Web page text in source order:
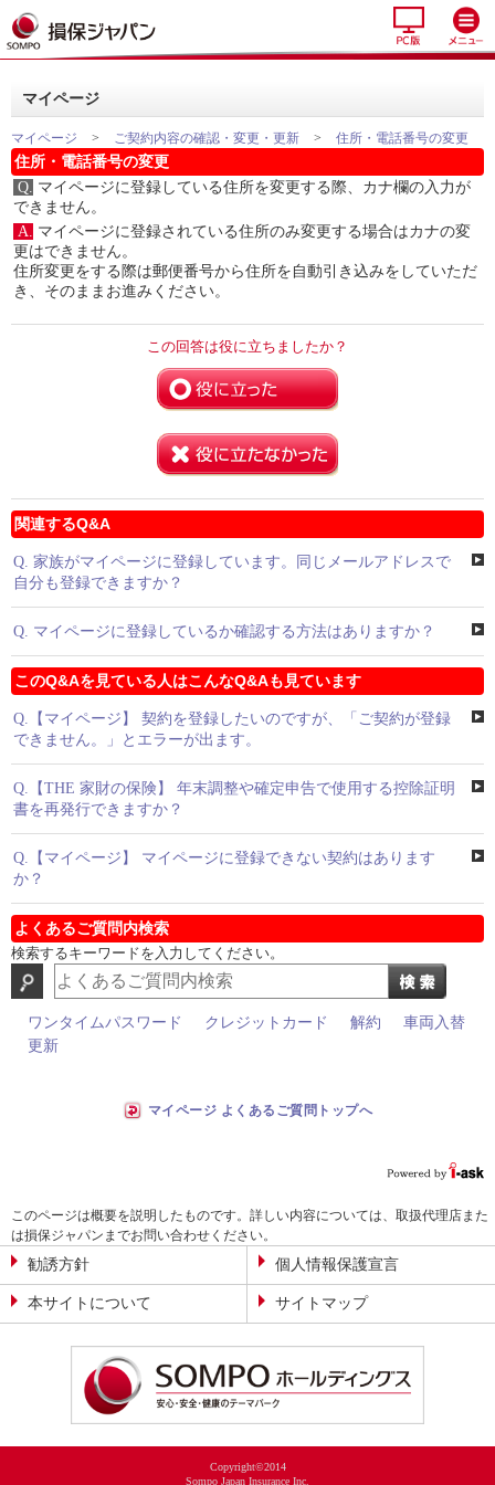
マイページ
マイページ > ご契約内容の確認・変更・更新 > 住所・電話番号の変更
住所・電話番号の変更
Q. マイページに登録している住所を変更する際、カナ欄の入力が
できません。
A. マイページに登録されている住所のみ変更する場合はカナの変
更はできません。
住所変更をする際は郵便番号から住所を自動引き込みをしていただ
き、そのままお進みください。
この回答は役に立ちましたか？
関連するQ&A
Q. 家族がマイページに登録しています。同じメールアドレスで
自分も登録できますか？
Q. マイページに登録しているか確認する方法はありますか？
このQ&Aを見ている人はこんなQ&Aも見ています
Q. 【マイページ】 契約を登録したいのですが、「ご契約が登録
できません。」とエラーが出ます。
Q. 【THE 家財の保険】 年末調整や確定申告で使用する控除証明
書を再発行できますか？
Q. 【マイページ】 マイページに登録できない契約はあります
か？
よくあるご質問内検索
検索するキーワードを入力してください。
ワンタイムパスワード クレジットカード 解約
車両入替
更新
マイページ よくあるご質問トップへ
このページは概要を説明したものです。詳しい内容については、取扱代理店また
は損保ジャパンまでお問い合わせください。
勧誘方針 個人情報保護宣言
本サイトについて サイトマップ
Copyright©2014
Sompo Japan Insurance Inc.